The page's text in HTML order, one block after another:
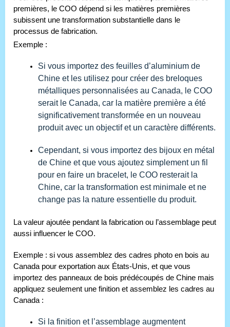
premières, le COO dépend si les matières premières
subissent une transformation substantielle dans le
processus de fabrication.
Exemple :
Si vous importez des feuilles d’aluminium de
Chine et les utilisez pour créer des breloques
métalliques personnalisées au Canada, le COO
serait le Canada, car la matière première a été
significativement transformée en un nouveau
produit avec un objectif et un caractère différents.
Cependant, si vous importez des bijoux en métal
de Chine et que vous ajoutez simplement un fil
pour en faire un bracelet, le COO resterait la
Chine, car la transformation est minimale et ne
change pas la nature essentielle du produit.
La valeur ajoutée pendant la fabrication ou l’assemblage peut
aussi influencer le COO.
Exemple : si vous assemblez des cadres photo en bois au
Canada pour exportation aux États-Unis, et que vous
importez des panneaux de bois prédécoupés de Chine mais
appliquez seulement une finition et assemblez les cadres au
Canada :
Si la finition et l’assemblage augmentent